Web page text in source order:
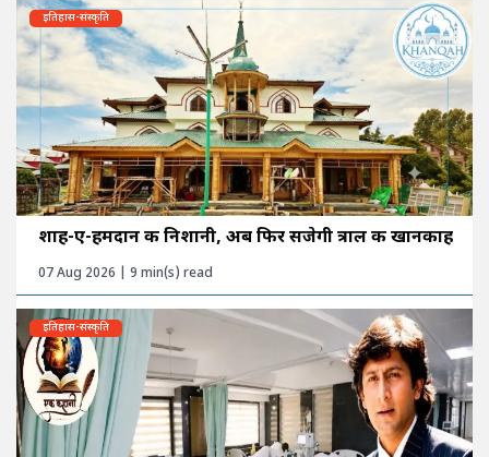
इतिहास-संस्कृति
शाह-ए-हमदान की निशानी, अब फिर सजेगी त्राल की खानकाह
07 Aug 2026 | 9 min(s) read
इतिहास-संस्कृति